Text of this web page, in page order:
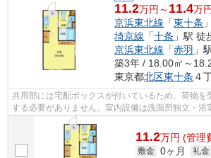
11.2万円～ 11.4万円
京浜東北線 「東十条
埼京線 「十条 」駅 徒
京浜東北線 「赤羽 」
築3年 / 18.00㎡～
東京都北区東十条 ４
共用部には宅配ボックスが付いているため、荷物を
する必要がありません。室内設備は洗面所独立・浴
るので、快適に過ごしやすいお部屋に...
11.2万円 (管理
敷金 0ヶ月 礼金